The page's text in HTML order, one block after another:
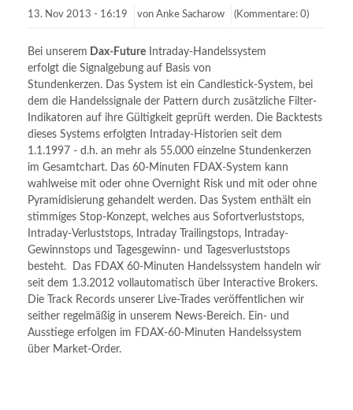
13. Nov 2013 - 16:19 von Anke Sacharow (Kommentare: 0)
Oktober
Bei unserem Dax-Future Intraday-Handelssystem
erfolgt die Signalgebung auf Basis von
Stundenkerzen. Das System ist ein Candlestick-System, bei
dem die Handelssignale der Pattern durch zusätzliche Filter-
Indikatoren auf ihre Gültigkeit geprüft werden. Die Backtests
dieses Systems erfolgten Intraday-Historien seit dem
1.1.1997 - d.h. an mehr als 55.000 einzelne Stundenkerzen
im Gesamtchart. Das 60-Minuten FDAX-System kann
wahlweise mit oder ohne Overnight Risk und mit oder ohne
Pyramidisierung gehandelt werden. Das System enthält ein
stimmiges Stop-Konzept, welches aus Sofortverluststops,
Intraday-Verluststops, Intraday Trailingstops, Intraday-
Gewinnstops und Tagesgewinn- und Tagesverluststops
besteht. Das FDAX 60-Minuten Handelssystem handeln wir
seit dem 1.3.2012 vollautomatisch über Interactive Brokers.
Die Track Records unserer Live-Trades veröffentlichen wir
seither regelmäßig in unserem News-Bereich. Ein- und
Ausstiege erfolgen im FDAX-60-Minuten Handelssystem
über Market-Order.